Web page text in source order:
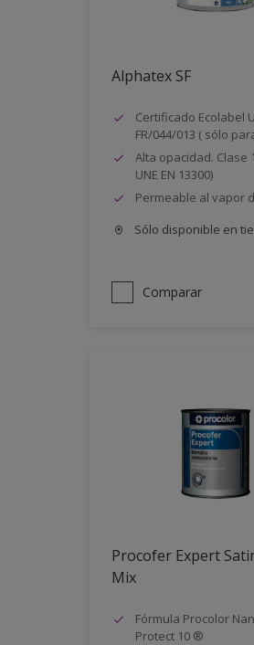
Alphatex SF
Certificado Ecolabel
FR/044/013 ( sólo
Alta opacidad. Clase
UNE EN 13300)
Permeable al vapor
Sólo disponible en
Comparar
Procofer Expert
Mix
Fórmula Procolor
Protect 10 ®